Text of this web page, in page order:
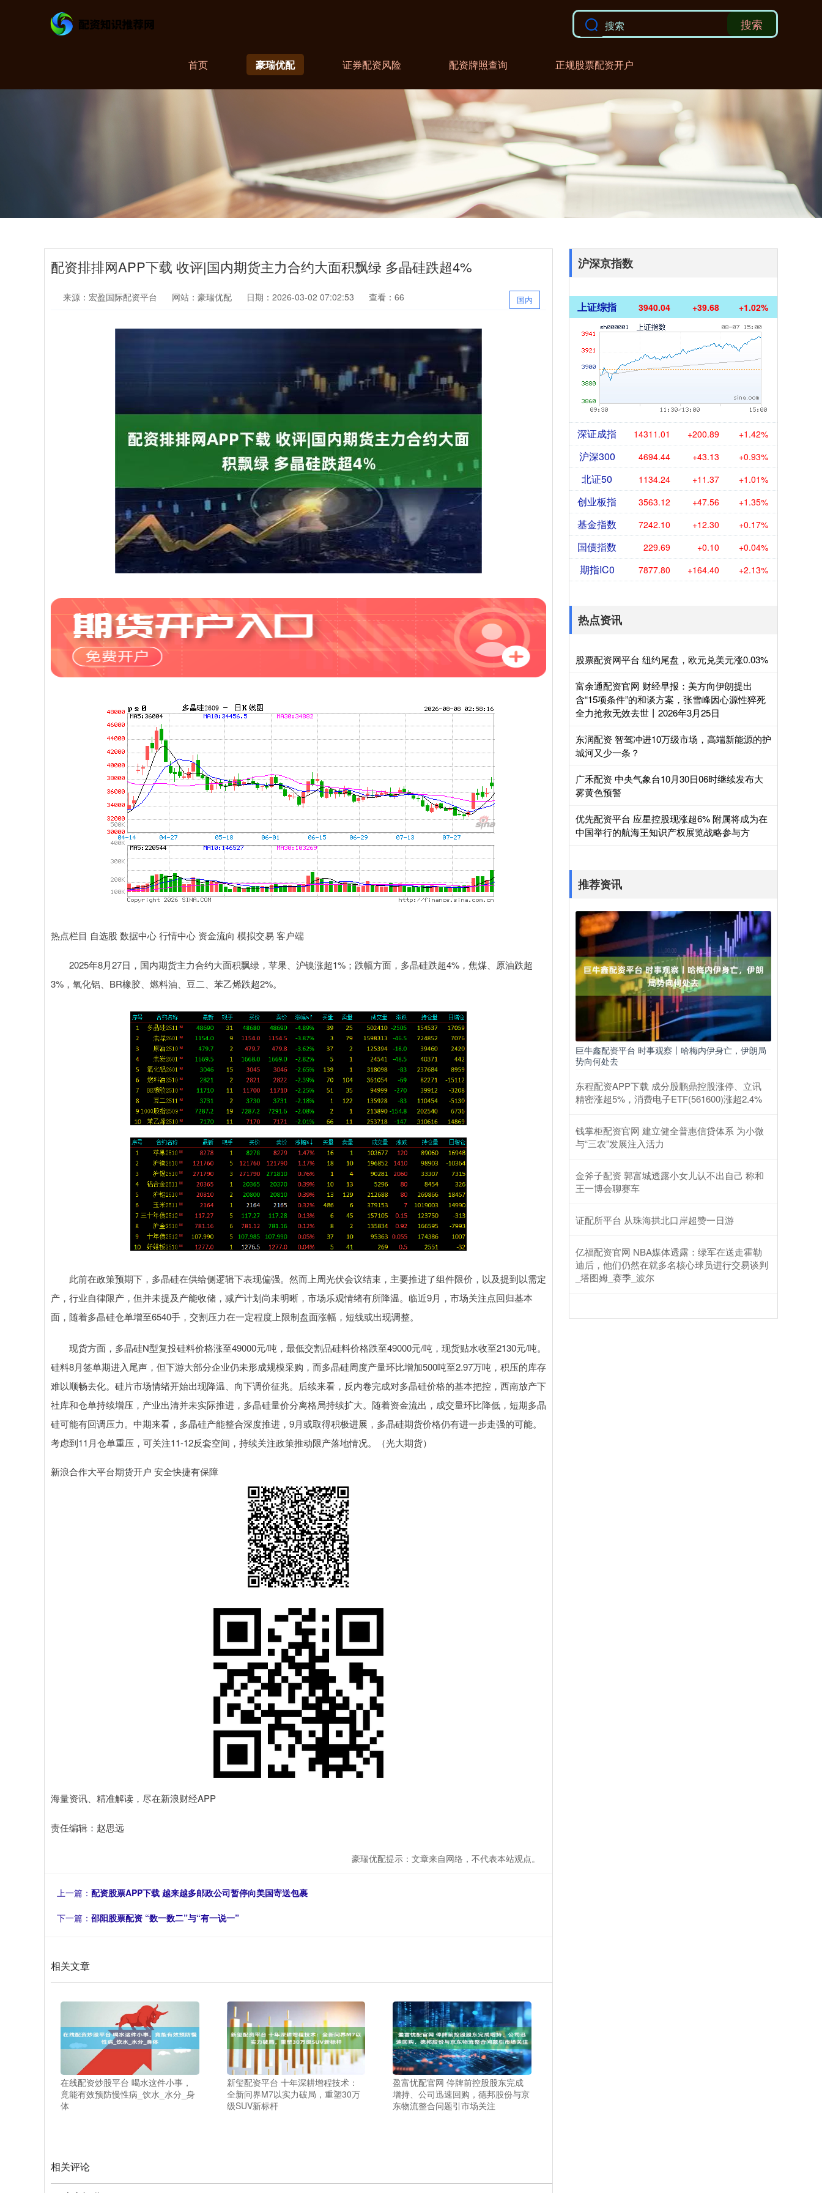
搜索
首页 豪瑞优配 证券配资风险 配资牌照查询 正规股票配资开户
配资排排网APP下载 收评|国内期货主力合约大面积飘绿 多晶硅跌超4%
国内
来源：宏盈国际配资平台 网站：豪瑞优配 日期：2026-03-02 07:02:53 查看：66
热点栏目 自选股 数据中心 行情中心 资金流向 模拟交易 客户端
2025年8月27日，国内期货主力合约大面积飘绿，苹果、沪镍涨超1%；跌幅方面，多晶硅跌超4%，焦煤、原油跌超
3%，氧化铝、BR橡胶、燃料油、豆二、苯乙烯跌超2%。
此前在政策预期下，多晶硅在供给侧逻辑下表现偏强。然而上周光伏会议结束，主要推进了组件限价，以及提到以需定
产，行业自律限产，但并未提及产能收储，减产计划尚未明晰，市场乐观情绪有所降温。临近9月，市场关注点回归基本
面，随着多晶硅仓单增至6540手，交割压力在一定程度上限制盘面涨幅，短线或出现调整。
现货方面，多晶硅N型复投硅料价格涨至49000元/吨，最低交割品硅料价格跌至49000元/吨，现货贴水收至2130元/吨。
硅料8月签单期进入尾声，但下游大部分企业仍未形成规模采购，而多晶硅周度产量环比增加500吨至2.97万吨，积压的库存
难以顺畅去化。硅片市场情绪开始出现降温、向下调价征兆。后续来看，反内卷完成对多晶硅价格的基本把控，西南放产下
社库和仓单持续增压，产业出清并未实际推进，多晶硅量价分离格局持续扩大。随着资金流出，成交量环比降低，短期多晶
硅可能有回调压力。中期来看，多晶硅产能整合深度推进，9月或取得积极进展，多晶硅期货价格仍有进一步走强的可能。
考虑到11月仓单重压，可关注11-12反套空间，持续关注政策推动限产落地情况。（光大期货）
新浪合作大平台期货开户 安全快捷有保障
海量资讯、精准解读，尽在新浪财经APP
责任编辑：赵思远
豪瑞优配提示：文章来自网络，不代表本站观点。
上一篇： 配资股票APP下载 越来越多邮政公司暂停向美国寄送包裹
下一篇： 邵阳股票配资 “数一数二”与“有一说一”
相关文章
在线配资炒股平台 喝水这件小事，
竟能有效预防慢性病_饮水_水分_身
体
新玺配资平台 十年深耕增程技术：
全新问界M7以实力破局，重塑30万
级SUV新标杆
盈富忧配官网 停牌前控股股东完成
增持、公司迅速回购，德邦股份与京
东物流整合问题引市场关注
相关评论
沪深京指数
上证综指 3940.04 +39.68 +1.02%
深证成指 14311.01 +200.89 +1.42%
沪深300 4694.44 +43.13 +0.93%
北证50 1134.24 +11.37 +1.01%
创业板指 3563.12 +47.56 +1.35%
基金指数 7242.10 +12.30 +0.17%
国债指数 229.69 +0.10 +0.04%
期指IC0 7877.80 +164.40 +2.13%
热点资讯
股票配资网平台 纽约尾盘，欧元兑美元涨0.03%
富余通配资官网 财经早报：美方向伊朗提出
含“15项条件”的和谈方案，张雪峰因心源性猝死
全力抢救无效去世丨2026年3月25日
东润配资 智驾冲进10万级市场，高端新能源的护
城河又少一条？
广禾配资 中央气象台10月30日06时继续发布大
雾黄色预警
优先配资平台 应星控股现涨超6% 附属将成为在
中国举行的航海王知识产权展览战略参与方
推荐资讯
巨牛鑫配资平台 时事观察丨哈梅内伊身亡，伊朗局
势向何处去
东程配资APP下载 成分股鹏鼎控股涨停、立讯
精密涨超5%，消费电子ETF(561600)涨超2.4%
钱掌柜配资官网 建立健全普惠信贷体系 为小微
与“三农”发展注入活力
金斧子配资 郭富城透露小女儿认不出自己 称和
王一博会聊赛车
证配所平台 从珠海拱北口岸超赞一日游
亿福配资官网 NBA媒体透露：绿军在送走霍勒
迪后，他们仍然在就多名核心球员进行交易谈判
_塔图姆_赛季_波尔